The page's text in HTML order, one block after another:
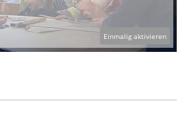
Einmalig aktivieren